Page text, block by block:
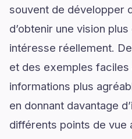
souvent de développer
d’obtenir une vision
intéresse réellement.
et des exemples faciles
informations plus
en donnant davantage
différents points de vue